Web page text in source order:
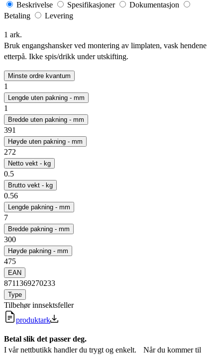
Beskrivelse Spesifikasjoner
Dokumentasjon
Betaling
Levering
1 ark.
Bruk engangshansker ved montering av limplaten, vask hendene
etterpå. Ikke spis/drikk under utskifting.
Minste ordre kvantum
1
Lengde uten pakning - mm
1
Bredde uten pakning - mm
391
Høyde uten pakning - mm
272
Netto vekt - kg
0.5
Brutto vekt - kg
0.56
Lengde pakning - mm
7
Bredde pakning - mm
300
Høyde pakning - mm
475
EAN
8711369270233
Type
Tilbehør innsektsfeller
produktark
Betal slik det passer deg.
I vår nettbutikk handler du trygt og enkelt. Når du kommer til